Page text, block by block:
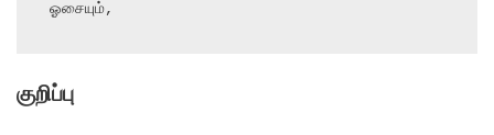
ஓசையும்,
குறிப்பு